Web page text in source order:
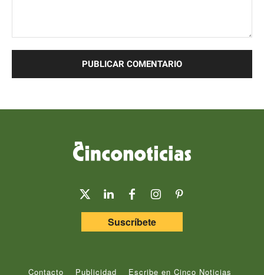
Suscríbete
Contacto Publicidad Escribe en Cinco Noticias